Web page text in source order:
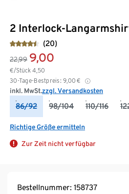
2 Interlock-
(20)
22,99 9,00
€/Stück 4,50
30-Tage-Bestpreis: 9,00 €
inkl. MwSt.zzgl. Versandkosten
86/92 98/104 110/116
Richtige Größe ermitteln
Zur Zeit nicht verfügbar
Bestellnummer: 158737